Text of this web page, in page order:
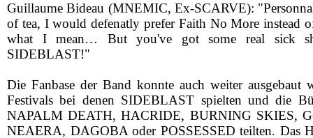
Guillaume Bideau (MNEMIC, Ex-SCARVE):
of tea, I would defenatly prefer Faith No More instead
what I mean… But you've got some real sick
SIDEBLAST!"
Die Fanbase der Band konnte auch weiter ausgebaut
Festivals bei denen SIDEBLAST spielten und die
NAPALM DEATH, HACRIDE, BURNING SKIES,
NEAERA, DAGOBA oder POSSESSED teilten. Das